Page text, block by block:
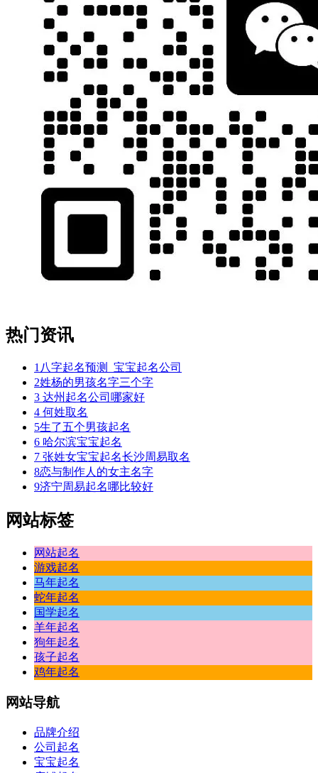
热门资讯
1 八字起名预测_宝宝起名公司
2姓杨的男孩名字三个字
3 达州起名公司哪家好
4 何姓取名
5生了五个男孩起名
6 哈尔滨宝宝起名
7 张姓女宝宝起名长沙周易取名
8恋与制作人的女主名字
9济宁周易起名哪比较好
网站标签
网站起名
游戏起名
马年起名
蛇年起名
国学起名
羊年起名
狗年起名
孩子起名
鸡年起名
网站导航
品牌介绍
公司起名
宝宝起名